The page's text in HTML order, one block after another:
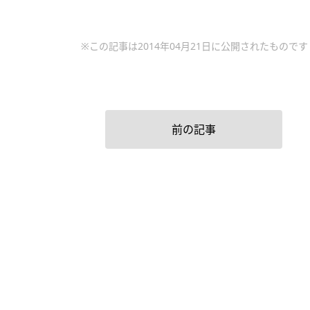
※この記事は2014年04月21日に公開されたものです
前の記事